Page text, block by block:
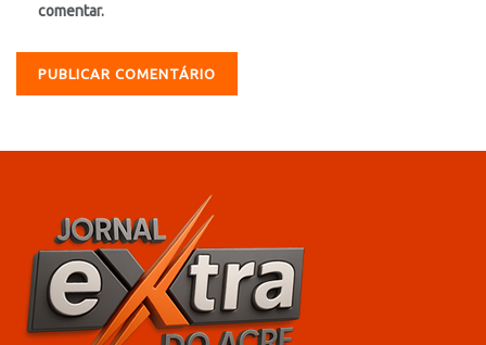
comentar.